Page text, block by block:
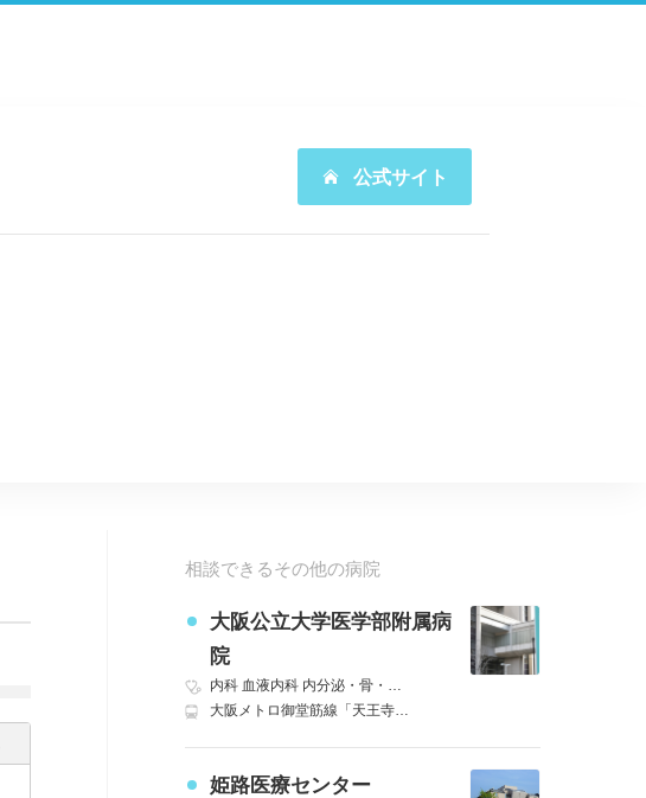
公式サイト
相談できるその他の病院
大阪公立大学医学部附属病
院
内科 血液内科 内分泌・骨・リウマチ内科
大阪メトロ御堂筋線「天王寺」JR阪和線・大阪環状線・大和路線、大阪メトロ谷町線も利用可 徒歩3分
姫路医療センター